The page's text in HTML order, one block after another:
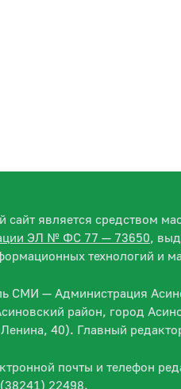
сайт является средством
ЭЛ № ФС 77 — 73650,
технологий и
СМИ — Администрация
район, город
40). Главный
почты и телефон
22498.